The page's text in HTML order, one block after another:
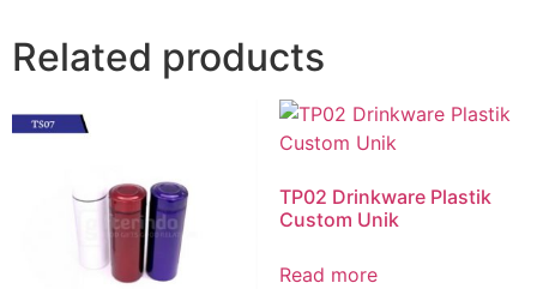
Related products
TP02 Drinkware Plastik
Custom Unik
Read more